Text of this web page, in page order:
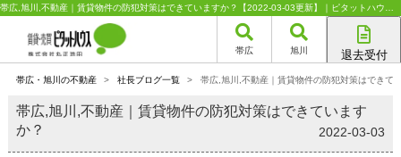
帯広 旭川 退去受付
旭川店
帯広・旭川の不動産 > 社長ブログ一覧 > 帯広,旭川,不動産｜賃貸物件の防犯対策はできて
帯広,旭川,不動産｜賃貸物件の防犯対策はできています
か？
2022-03-03